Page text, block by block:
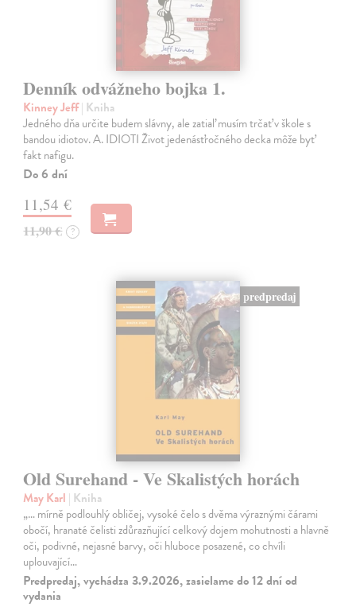
Denník odvážneho bojka 1.
Kinney Jeff| Kniha
Jedného dňa určite budem slávny, ale zatiaľ musím trčať v škole s
bandou idiotov. A. IDIOTI Život jedenásťročného decka môže byť
fakt nafigu.
Do 6 dní
11,54 €
11,90 € ?
predpredaj
Old Surehand - Ve Skalistých horách
May Karl | Kniha
„… mírně podlouhlý obličej, vysoké čelo s dvěma výraznými čárami
obočí, hranaté čelisti zdůrazňující celkový dojem mohutnosti a hlavně
oči, podivné, nejasné barvy, oči hluboce posazené, co chvíli
uplouvající…
Predpredaj, vychádza 3.9.2026, zasielame do 12 dní od
vydania